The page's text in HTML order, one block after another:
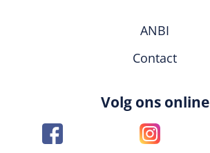
ANBI
Contact
Volg ons online